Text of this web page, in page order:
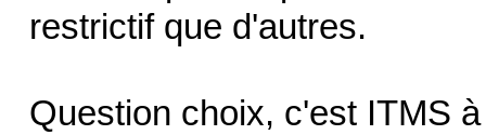
restrictif que d'autres.
Question choix, c'est ITMS